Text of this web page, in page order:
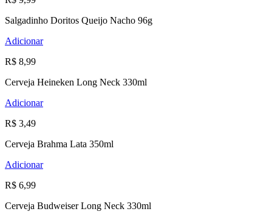
Salgadinho Doritos Queijo Nacho 96g
Adicionar
R$ 8,99
Cerveja Heineken Long Neck 330ml
Adicionar
R$ 3,49
Cerveja Brahma Lata 350ml
Adicionar
R$ 6,99
Cerveja Budweiser Long Neck 330ml